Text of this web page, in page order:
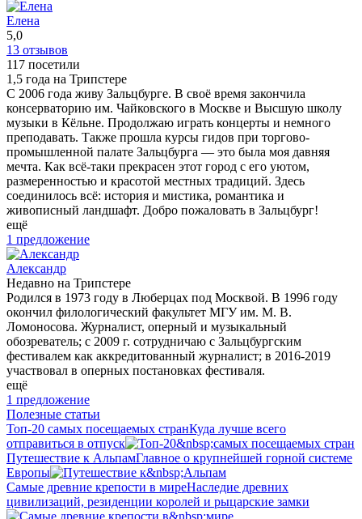
Елена
5,0
13 отзывов
117 посетили
1,5 года на Трипстере
С 2006 года живу Зальцбурге. В своё время закончила
консерваторию им. Чайковского в Москве и Высшую школу
музыки в Кёльне. Продолжаю играть концерты и немного
преподавать. Также прошла курсы гидов при торгово-
промышленной палате Зальцбурга — это была моя давняя
мечта. Как всё-таки прекрасен этот город с его уютом,
размеренностью и красотой местных традиций. Здесь
соединилось всё: история и мистика, романтика и
живописный ландшафт. Добро пожаловать в Зальцбург!
ещё
1 предложение
Александр
Недавно на Трипстере
Родился в 1973 году в Люберцах под Москвой. В 1996 году
окончил филологический факультет МГУ им. М. В.
Ломоносова. Журналист, оперный и музыкальный
обозреватель; с 2009 г. сотрудничаю с Зальцбургским
фестивалем как аккредитованный журналист; в 2016-2019
участвовал в оперных постановках фестиваля.
ещё
1 предложение
Полезные статьи
Топ-20 самых посещаемых странКуда лучше всего
отправиться в отпуск
Путешествие к АльпамГлавное о крупнейшей горной системе
Европы
Самые древние крепости в миреНаследие древних
цивилизаций, резиденции королей и рыцарские замки